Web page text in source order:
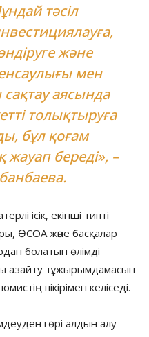
тәсіл
және
мен
аясында
толықтыруға
бұл қоғам
береді», –
ісік, екінші типті
ӨСОА және басқалар
болатын өлімді
азайту тұжырымдамасын
пікірімен келіседі.
гөрі алдын алу